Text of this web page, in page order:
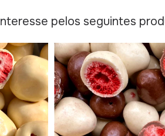
pelos seguintes